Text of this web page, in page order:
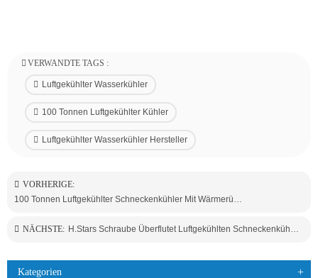
VERWANDTE TAGS :
Luftgekühlter Wasserkühler
100 Tonnen Luftgekühlter Kühler
Luftgekühlter Wasserkühler Hersteller
VORHERIGE:
NÄCHSTE:
Kategorien